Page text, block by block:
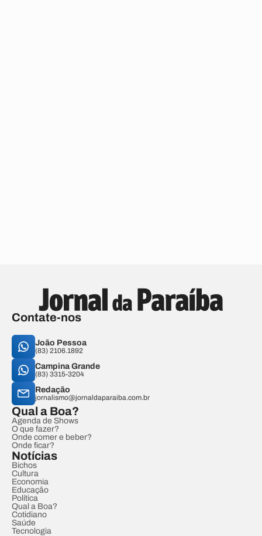
Contate-nos
João Pessoa
(83) 2106.1892
Campina Grande
(83) 3315-3204
Redação
jornalismo@jornaldaparaiba.com.br
Qual a Boa?
Agenda de Shows
O que fazer?
Onde comer e beber?
Onde ficar?
Notícias
Bichos
Cultura
Economia
Educação
Política
Qual a Boa?
Cotidiano
Saúde
Tecnologia